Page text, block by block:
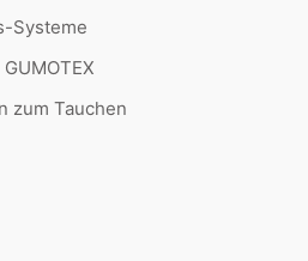
Systeme
zum Tauchen